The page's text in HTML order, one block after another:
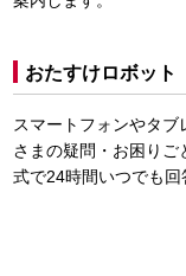
おたすけロボット
スマートフォンやタ
さまの疑問・お困り
式で24時間いつでも回